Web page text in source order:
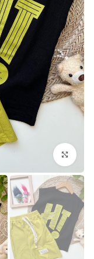
بزرگنمایی تصویر